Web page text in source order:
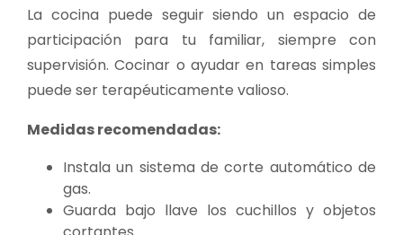
La cocina puede seguir siendo un espacio de
participación para tu familiar, siempre con
supervisión. Cocinar o ayudar en tareas simples
puede ser terapéuticamente valioso.
Medidas recomendadas:
Instala un sistema de corte automático de
gas.
Guarda bajo llave los cuchillos y objetos